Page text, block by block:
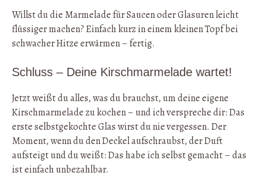
Willst du die Marmelade für Saucen oder Glasuren leicht
flüssiger machen? Einfach kurz in einem kleinen Topf bei
schwacher Hitze erwärmen – fertig.
Schluss – Deine Kirschmarmelade wartet!
Jetzt weißt du alles, was du brauchst, um deine eigene
Kirschmarmelade zu kochen – und ich verspreche dir: Das
erste selbstgekochte Glas wirst du nie vergessen. Der
Moment, wenn du den Deckel aufschraubst, der Duft
aufsteigt und du weißt: Das habe ich selbst gemacht – das
ist einfach unbezahlbar.